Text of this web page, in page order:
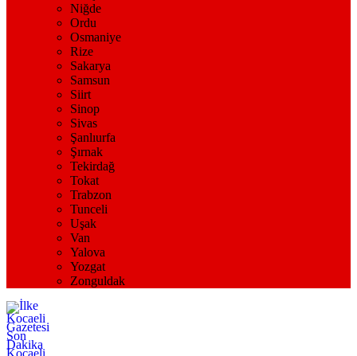
Niğde
Ordu
Osmaniye
Rize
Sakarya
Samsun
Siirt
Sinop
Sivas
Şanlıurfa
Şırnak
Tekirdağ
Tokat
Trabzon
Tunceli
Uşak
Van
Yalova
Yozgat
Zonguldak